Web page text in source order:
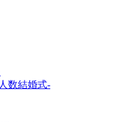
数結婚式-